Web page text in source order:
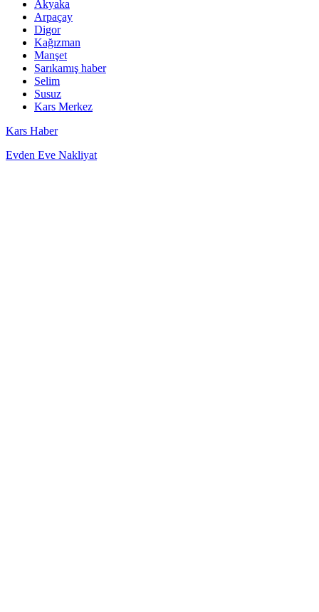
Akyaka
Arpaçay
Digor
Kağızman
Manşet
Sarıkamış haber
Selim
Susuz
Kars Merkez
Kars Haber
Evden Eve Nakliyat